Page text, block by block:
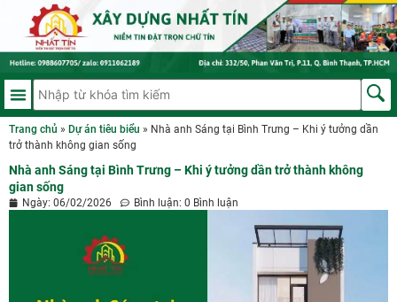
Trang chủ » Dự án tiêu biểu » Nhà anh Sáng tại Bình Trưng – Khi ý tưởng dần
trở thành không gian sống
Nhà anh Sáng tại Bình Trưng – Khi ý tưởng dần trở thành không
gian sống
Ngày: 06/02/2026 Bình luận: 0 Bình luận